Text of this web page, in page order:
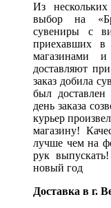
Из нескольких
выбор на
сувениры с
приехавших в
магазинами
доставляют
заказ добила
был доставлен
день заказа
курьер
магазину!
лучше чем на
рук
новый год
Доставка в г.